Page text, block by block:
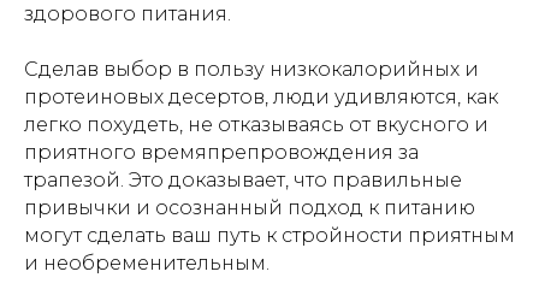
здорового питания.
Сделав выбор в пользу низкокалорийных и
протеиновых десертов, люди удивляются, как
легко похудеть, не отказываясь от вкусного и
приятного времяпрепровождения за
трапезой. Это доказывает, что правильные
привычки и осознанный подход к питанию
могут сделать ваш путь к стройности приятным
и необременительным.
персональных данных в соответствии с
Отправить!